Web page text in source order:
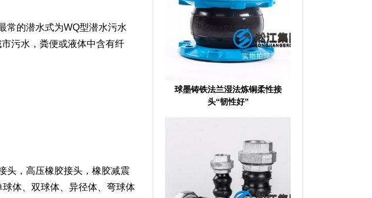
常的潜水式为WQ型潜水污水
污水，粪便或液体中含有纤
头，高压橡胶接头，橡胶减震
体、双球体、异径体、弯球体
球墨铸铁法兰湿法炼铜柔性接
头“韧性好”